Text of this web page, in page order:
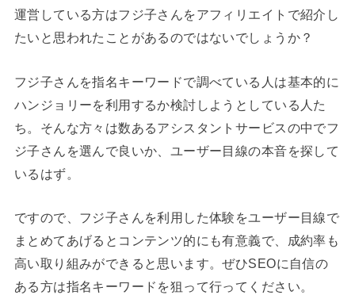
運営している方はフジ子さんをアフィリエイトで紹介し
たいと思われたことがあるのではないでしょうか？
フジ子さんを指名キーワードで調べている人は基本的に
ハンジョリーを利用するか検討しようとしている人た
ち。そんな方々は数あるアシスタントサービスの中でフ
ジ子さんを選んで良いか、ユーザー目線の本音を探して
いるはず。
ですので、フジ子さんを利用した体験をユーザー目線で
まとめてあげるとコンテンツ的にも有意義で、成約率も
高い取り組みができると思います。ぜひSEOに自信の
ある方は指名キーワードを狙って行ってください。